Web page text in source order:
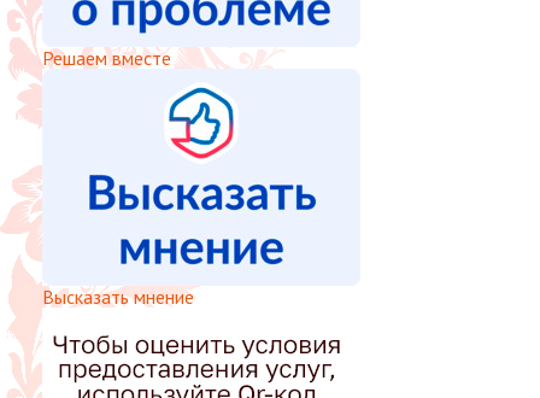
Решаем вместе
Высказать мнение